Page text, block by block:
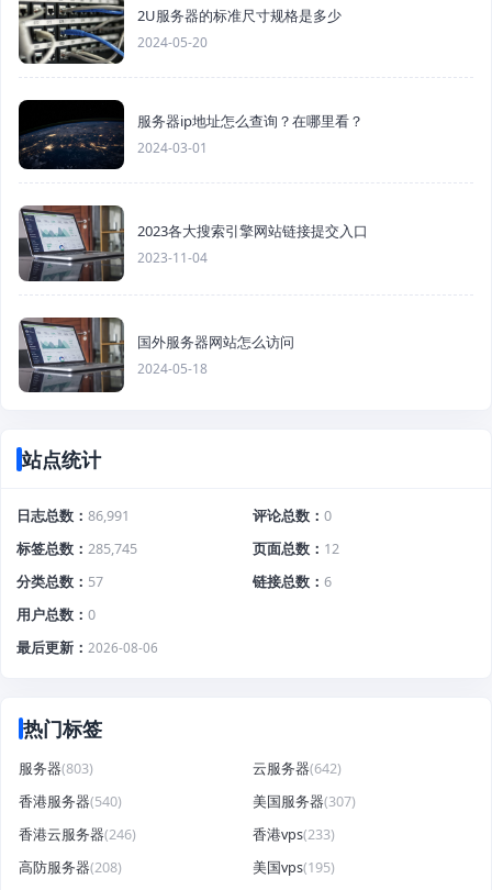
2U服务器的标准尺寸规格是多少
2024-05-20
服务器ip地址怎么查询？在哪里看？
2024-03-01
2023各大搜索引擎网站链接提交入口
2023-11-04
国外服务器网站怎么访问
2024-05-18
站点统计
日志总数 86,991 评论总数
0
标签总数
285,745 页面总数
12
分类总数
57 链接总数
6
用户总数
0
最后更新
2026-08-06
热门标签
服务器(803) 云服务器(642)
香港服务器(540) 美国服务器(307)
香港云服务器(246) 香港vps(233)
高防服务器(208) 美国vps(195)